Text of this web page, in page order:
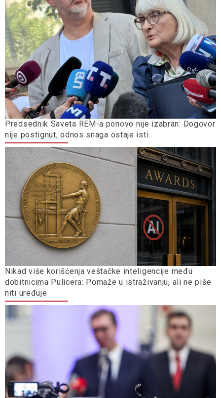
Predsednik Saveta REM-a ponovo nije izabran: Dogovor
nije postignut, odnos snaga ostaje isti
Nikad više korišćenja veštačke inteligencije među
dobitnicima Pulicera: Pomaže u istraživanju, ali ne piše
niti uređuje